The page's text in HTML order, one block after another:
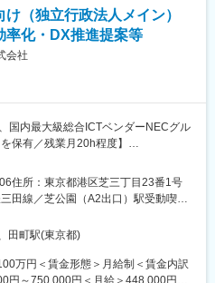
ーションを提供することで、高い顧
ックスを活用して自律的なワークス
務
グにも力を入れ、新規顧客への初期
です。
ン事例（https://www.nec-
さい。
（帳票BPO）導入事例 奈良県内7市
（独立行政法人メイン）
化・DX推進提案等
会社
国内最大級総合ICTベンダーNECグル
保有／残業月20h程度】
法人等）のお客様向けにITソリュー
ていただきます。
法人等）のお客様向けに、ITソリュ
びに業務効率化とDX推進提案・プロ
住所：東京都港区芝三丁目23番1号
田線／芝公園（A2出口）駅受動喫煙
囲：会社の定める事業所（リモート
田町駅(東京都)
万円＜賃金形態＞月給制＜賃金内訳